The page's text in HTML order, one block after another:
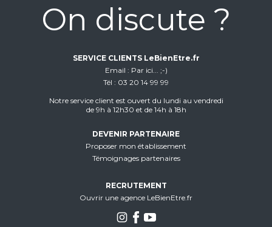
On discute ?
SERVICE CLIENTS LeBienEtre.fr
Email
Par ici... ;-)
Tél
03 20 14 99 99
Notre service client est ouvert du lundi au vendredi
de 9h à 12h30 et de 14h à 18h
DEVENIR PARTENAIRE
Proposer mon établissement
Témoignages partenaires
RECRUTEMENT
Ouvrir une agence LeBienEtre.fr